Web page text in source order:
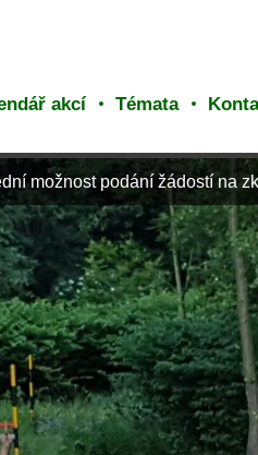
akcí Témata
možnost podání žádostí na